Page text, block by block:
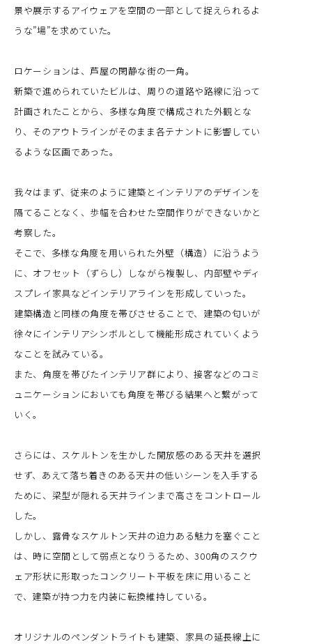
景や展示するアイウェアを空間の一部として捉えられるよ
うな”場”を求めていた。
ロケーションは、芦屋の閑静な街の一角。
新築で進められていたビルは、周りの道路や路線に沿って
計画されたことから、多様な角度で構成された外観とな
り、そのアウトラインがそのまま各テナントに影響してい
るような区画であった。
我々はまず、従来のように建築とインテリアのデザインを
隔てることなく、歩幅を合わせた空間作りができないかと
考察した。
そこで、多様な角度を用いられた外壁（構造）に沿うよう
に、オフセット（ずらし）しながら複製し、内部壁やディ
スプレイ家具などインテリアラインを形成していった。
建築構造と同様の角度を帯びさせることで、建築の匂いが
徐々にインテリアシンボルとして機能形成されていくよう
なことを試みている。
また、角度を帯びたインテリア群により、接客などのコミ
ュニケーションにおいても角度を帯びる結果へと繋がって
いく。
さらには、スケルトンを生かした開放感のある天井を選択
せず、あえて落ち着きのある天井の低いシーンを入手する
ために、梁型が隠れる天井ラインまで高さをコントロール
した。
しかし、露骨なスケルトン天井の迫力ある魅力を塞ぐこと
は、時に空間として弱点となりうるため、300角のスクウ
ェア形状に形取ったコンクリート平板を床に用いること
で、建築が持つ力を内装に転換維持している。
オリジナルのペンダントライトも建築、家具の延長線上に